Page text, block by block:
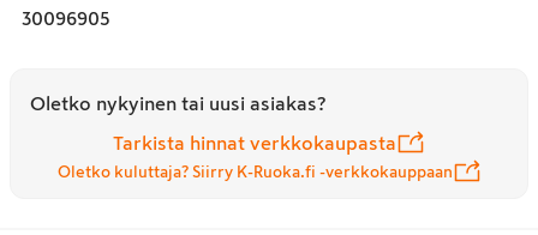
30096905
Oletko nykyinen tai uusi asiakas?
Tarkista hinnat verkkokaupasta
Oletko kuluttaja? Siirry K-Ruoka.fi -verkkokauppaan